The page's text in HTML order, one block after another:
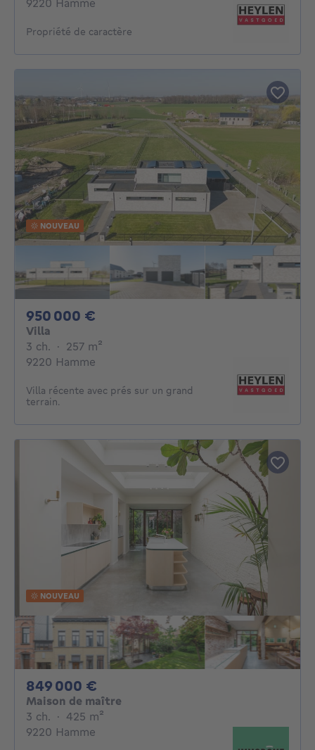
Propriété de caractère
NOUVEAU
950 000 €
Villa
3 ch. 3 chambres
· 257 m²
9220 Hamme
Villa récente avec prés sur un grand
terrain.
NOUVEAU
849 000 €
Maison de maître
3 ch. 3 chambres
· 425 m²
9220 Hamme